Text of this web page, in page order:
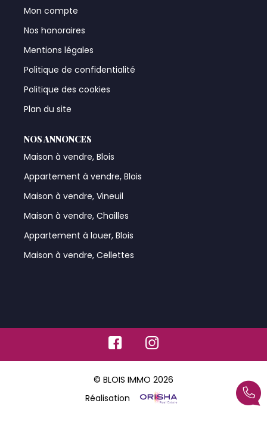
Mon compte
Nos honoraires
Mentions légales
Politique de confidentialité
Politique des cookies
Plan du site
NOS ANNONCES
Maison à vendre, Blois
Appartement à vendre, Blois
Maison à vendre, Vineuil
Maison à vendre, Chailles
Appartement à louer, Blois
Maison à vendre, Cellettes
© BLOIS IMMO 2026
Réalisation